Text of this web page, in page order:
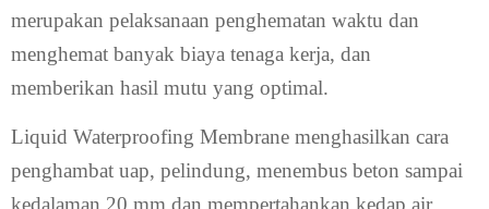
merupakan pelaksanaan penghematan waktu dan
menghemat banyak biaya tenaga kerja, dan
memberikan hasil mutu yang optimal.
Liquid Waterproofing Membrane menghasilkan cara
penghambat uap, pelindung, menembus beton sampai
kedalaman 20 mm dan mempertahankan kedap air,